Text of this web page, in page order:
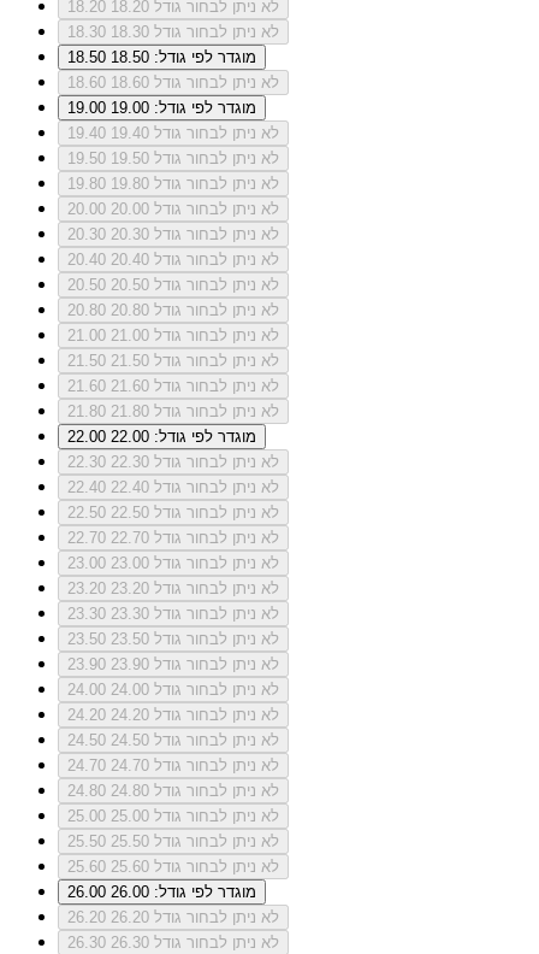
18.20
לא ניתן לבחור גודל 18.20
18.30
לא ניתן לבחור גודל 18.30
18.50
מוגדר לפי גודל: 18.50
18.60
לא ניתן לבחור גודל 18.60
19.00
מוגדר לפי גודל: 19.00
19.40
לא ניתן לבחור גודל 19.40
19.50
לא ניתן לבחור גודל 19.50
19.80
לא ניתן לבחור גודל 19.80
20.00
לא ניתן לבחור גודל 20.00
20.30
לא ניתן לבחור גודל 20.30
20.40
לא ניתן לבחור גודל 20.40
20.50
לא ניתן לבחור גודל 20.50
20.80
לא ניתן לבחור גודל 20.80
21.00
לא ניתן לבחור גודל 21.00
21.50
לא ניתן לבחור גודל 21.50
21.60
לא ניתן לבחור גודל 21.60
21.80
לא ניתן לבחור גודל 21.80
22.00
מוגדר לפי גודל: 22.00
22.30
לא ניתן לבחור גודל 22.30
22.40
לא ניתן לבחור גודל 22.40
22.50
לא ניתן לבחור גודל 22.50
22.70
לא ניתן לבחור גודל 22.70
23.00
לא ניתן לבחור גודל 23.00
23.20
לא ניתן לבחור גודל 23.20
23.30
לא ניתן לבחור גודל 23.30
23.50
לא ניתן לבחור גודל 23.50
23.90
לא ניתן לבחור גודל 23.90
24.00
לא ניתן לבחור גודל 24.00
24.20
לא ניתן לבחור גודל 24.20
24.50
לא ניתן לבחור גודל 24.50
24.70
לא ניתן לבחור גודל 24.70
24.80
לא ניתן לבחור גודל 24.80
25.00
לא ניתן לבחור גודל 25.00
25.50
לא ניתן לבחור גודל 25.50
25.60
לא ניתן לבחור גודל 25.60
26.00
מוגדר לפי גודל: 26.00
26.20
לא ניתן לבחור גודל 26.20
26.30
לא ניתן לבחור גודל 26.30